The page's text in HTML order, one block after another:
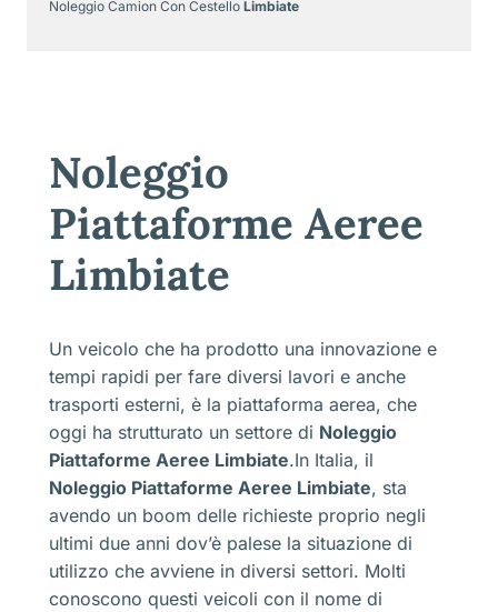
Noleggio Camion Con Cestello Limbiate
Noleggio
Piattaforme Aeree
Limbiate
Un veicolo che ha prodotto una innovazione e
tempi rapidi per fare diversi lavori e anche
trasporti esterni, è la piattaforma aerea, che
oggi ha strutturato un settore di Noleggio
Piattaforme Aeree Limbiate.In Italia, il
Noleggio Piattaforme Aeree Limbiate, sta
avendo un boom delle richieste proprio negli
ultimi due anni dov’è palese la situazione di
utilizzo che avviene in diversi settori. Molti
conoscono questi veicoli con il nome di